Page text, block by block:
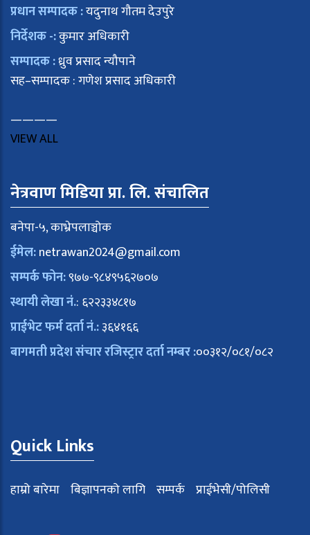
प्रधान सम्पादक :यदुनाथ गौतम देउपुरे
निर्देशक -:कुमार अधिकारी
सम्पादक :ध्रुव प्रसाद न्यौपाने
सह–सम्पादक : गणेश प्रसाद अधिकारी
————
VIEW ALL
नेत्रवाण मिडिया प्रा. लि. संचालित
बनेपा-५, काभ्रेपलाञ्चोक
ईमेल:netrawan2024@gmail.com
सम्पर्क फोन:९७७-९८४९५६२७०७
स्थायी लेखा नं.: ६२२३३४८१७
प्राईभेट फर्म दर्ता नं.:३६४१६६
बागमती प्रदेश संचार रजिस्ट्रार दर्ता नम्बर :००३१२/०८१/०८२
Quick Links
हाम्रो बारेमा बिज्ञापनको लागि सम्पर्क प्राईभेसी/पोलिसी